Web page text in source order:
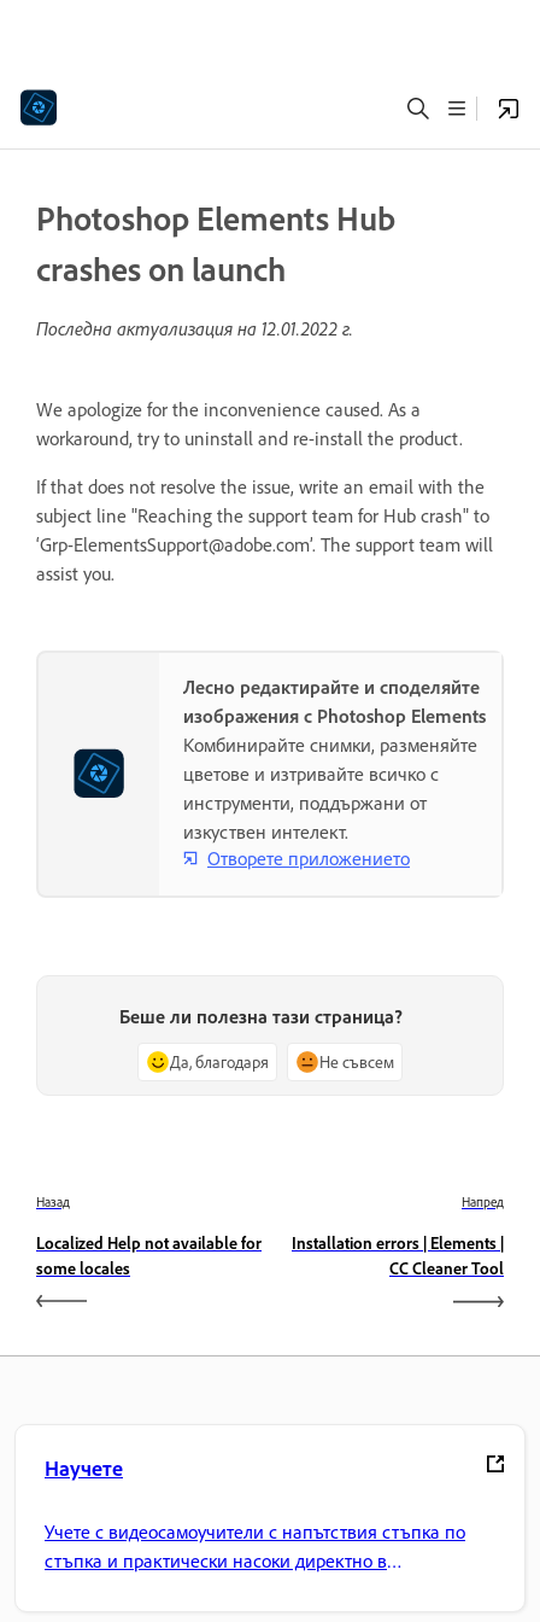
Photoshop Elements Hub
crashes on launch
Последна актуализация на 12.01.2022 г.
We apologize for the inconvenience caused. As a
workaround, try to uninstall and re-install the product.
If that does not resolve the issue, write an email with the
subject line "Reaching the support team for Hub crash" to
‘Grp-ElementsSupport@adobe.com’. The support team will
assist you.
Лесно редактирайте и споделяйте
изображения с Photoshop Elements
Комбинирайте снимки, разменяйте
цветове и изтривайте всичко с
инструменти, поддържани от
изкуствен интелект.
Отворете приложението
Беше ли полезна тази страница?
Да, благодаря Не съвсем
Назад
Localized Help not available for
some locales
Напред
Installation errors | Elements |
CC Cleaner Tool
Научете
Учете с видеосамоучители с напътствия стъпка по
стъпка и практически насоки директно в